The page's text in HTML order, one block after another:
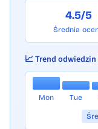
4.5/5
Średnia
📈 Trend
Mon Tue